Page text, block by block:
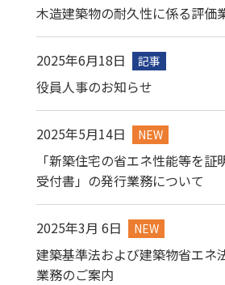
木造建築物の耐久性に係る評価
2025年6月18日 記事​
役員人事のお知らせ
2025年5月14日 NEW
「新築住宅の省エネ性能等を
受付書」の発行業務について
2025年3月 6日 NEW
建築基準法および建築物省エネ
業務のご案内